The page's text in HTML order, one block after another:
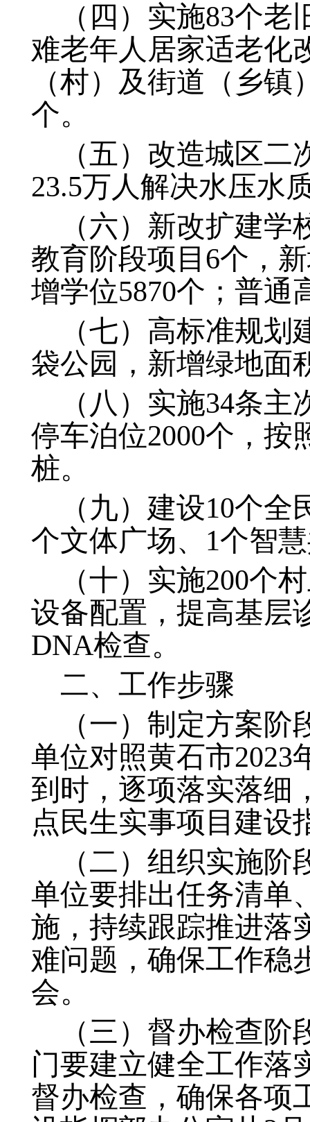
（四）实施83个
难老年人居家适老化
（村）及街道（乡
个。
（五）改造城区
23.5万人解决水压水
（六）新改扩建
教育阶段项目6个，
增学位5870个；普通
（七）高标准规
袋公园，新增绿地面
（八）实施34条
停车泊位2000个，按
桩。
（九）建设10个
个文体广场、1个智
（十）实施200个
设备配置，提高基层
DNA检查。
二、工作步骤
（一）制定方案
单位对照黄石市2023
到时，逐项落实落细
点民生实事项目建设
（二）组织实施
单位要排出任务清单
施，持续跟踪推进落
难问题，确保工作稳
会。
（三）督办检查
门要建立健全工作落
督办检查，确保各项